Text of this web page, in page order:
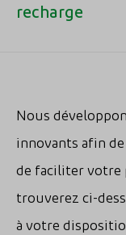
recharge
Nous
innovants afin
de faciliter votre
trouverez ci-
à votre